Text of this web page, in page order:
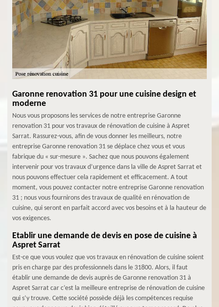
Garonne renovation 31 pour une cuisine design et
moderne
Nous vous proposons les services de notre entreprise Garonne
renovation 31 pour vos travaux de rénovation de cuisine à Aspret
Sarrat. Rassurez-vous, afin de vous donner les meilleurs, notre
entreprise Garonne renovation 31 se déplace chez vous et vous
fabrique du « sur-mesure ». Sachez que nous pouvons également
intervenir pour vos travaux d’urgence dans la ville de Aspret Sarrat et
nous pouvons effectuer cela rapidement et efficacement. A tout
moment, vous pouvez contacter notre entreprise Garonne renovation
31 ; nous vous fournirons des travaux de qualité en rénovation de
cuisine, qui seront en parfait accord avec vos besoins et à la hauteur de
vos exigences.
Etablir une demande de devis en pose de cuisine à
Aspret Sarrat
Est-ce que vous voulez que vos travaux en rénovation de cuisine soient
pris en charge par des professionnels dans le 31800. Alors, il faut
établir une demande de devis auprès de Garonne renovation 31 à
Aspret Sarrat car c’est la meilleure entreprise de rénovation de cuisine
qui s’y trouve. Cette société possède déjà les compétences requise